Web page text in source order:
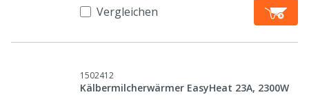
Vergleichen
1502412
Kälbermilcherwärmer EasyHeat 23A, 2300W